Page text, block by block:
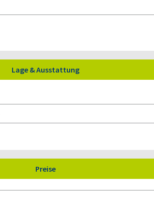
Lage & Ausstattung
Preise